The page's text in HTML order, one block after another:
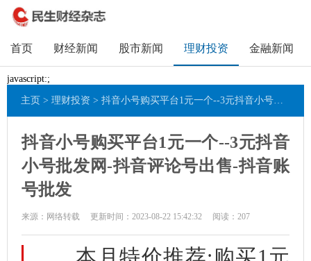
首页 财经新闻 股市新闻 理财投资 金融新闻
javascript:;
主页 > 理财投资 > 抖音小号购买平台1元一个--3元抖音小号批发网-抖音评论号出售-抖音账号批发
抖音小号购买平台1元一个--3元抖音
小号批发网-抖音评论号出售-抖音账
号批发
来源：网络转载 更新时间：2023-08-22 15:42:32 阅读： 207